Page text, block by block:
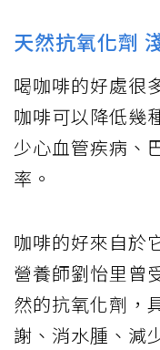
天然抗氧化劑
喝咖啡的好處很
咖啡可以降低幾
少心血管疾病、
率。
咖啡的好來自於
營養師劉怡里曾
然的抗氧化劑，
謝、消水腫、減